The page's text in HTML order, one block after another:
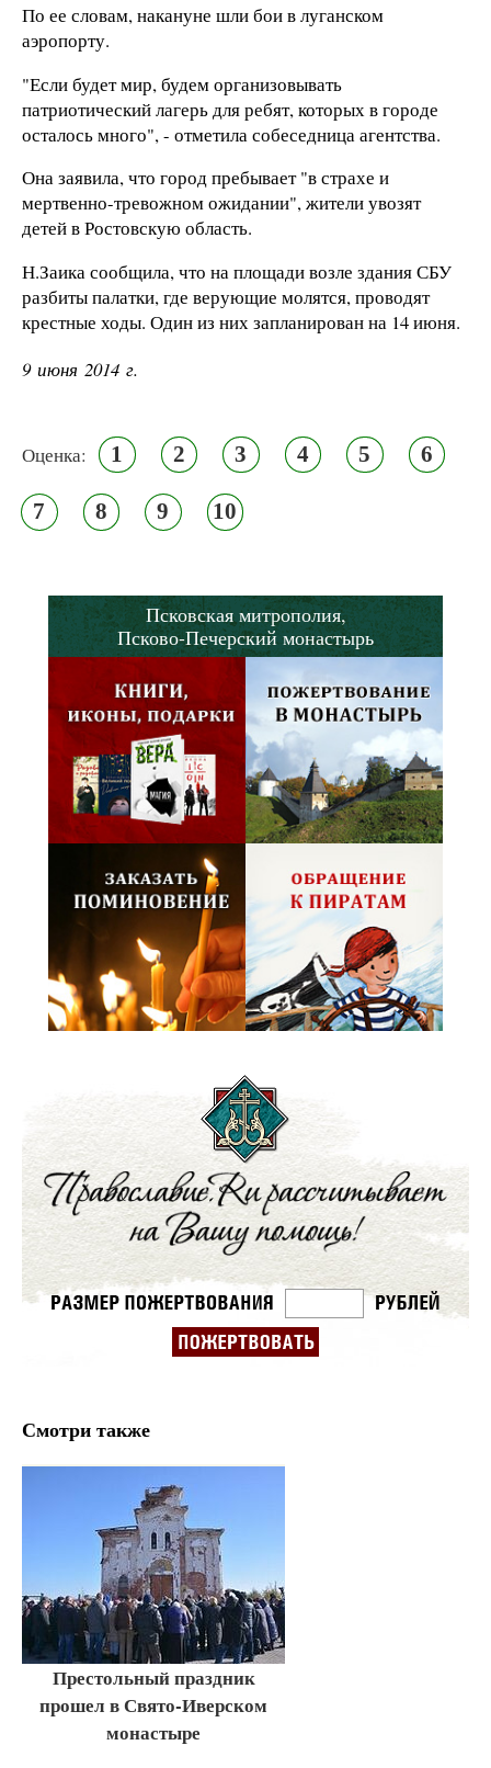
По ее словам, накануне шли бои в луганском
аэропорту.
"Если будет мир, будем организовывать
патриотический лагерь для ребят, которых в городе
осталось много", - отметила собеседница агентства.
Она заявила, что город пребывает "в страхе и
мертвенно-тревожном ожидании", жители увозят
детей в Ростовскую область.
Н.Заика сообщила, что на площади возле здания СБУ
разбиты палатки, где верующие молятся, проводят
крестные ходы. Один из них запланирован на 14 июня.
9 июня 2014 г.
Оценка: 1 2 3 4 5 6
7 8 9 10
Псковская митрополия,
Псково-Печерский монастырь
Смотри также
Престольный праздник
прошел в Свято-Иверском
монастыре